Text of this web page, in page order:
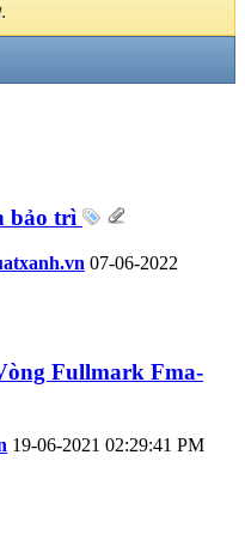
bảo trì
07-06-2022
Fullmark Fma-
19-06-2021 02:29:41 PM